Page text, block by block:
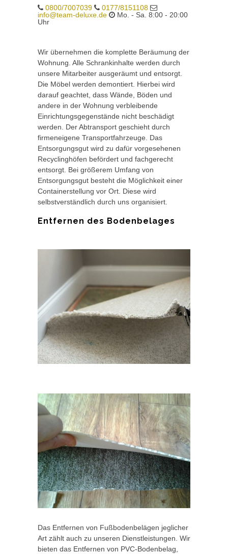
0800/7007039
0177/8151108
info@team-deluxe.de
Mo. - Sa. 8:00 - 20:00
Uhr
Wir übernehmen die komplette Beräumung der
Wohnung. Alle Schrankinhalte werden durch
unsere Mitarbeiter ausgeräumt und entsorgt.
Die Möbel werden demontiert. Hierbei wird
darauf geachtet, dass Wände, Böden und
andere in der Wohnung verbleibende
Einrichtungsgegenstände nicht beschädigt
werden. Der Abtransport geschieht durch
firmeneigene Transportfahrzeuge. Das
Entsorgungsgut wird zu dafür vorgesehenen
Recyclinghöfen befördert und fachgerecht
entsorgt. Bei größerem Umfang von
Entsorgungsgut besteht die Möglichkeit einer
Containerstellung vor Ort. Diese wird
selbstverständlich durch uns organisiert.
Entfernen des Bodenbelages
Das Entfernen von Fußbodenbelägen jeglicher
Art zählt auch zu unseren Dienstleistungen. Wir
bieten das Entfernen von PVC-Bodenbelag,